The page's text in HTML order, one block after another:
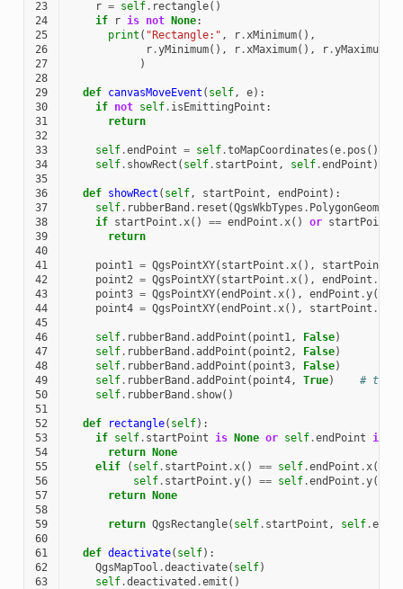
23
r = self. rectangle()
24
if r is not None:
25
print ( "Rectangle:" , r.xMinimum(),
26
r.yMinimum(), r.xMaximum(), r.yMaximum
27
)
28
29
def canvasMoveEvent ( self, e):
30
if not self. isEmittingPoint :
31
return
32
33
self.endPoint = self.toMapCoordinates (e. pos ())
34
self. showRect ( self. startPoint , self.endPoint )
35
36
def showRect ( self, startPoint , endPoint ):
37
self. rubberBand . reset (QgsWkbTypes . PolygonGeometry
38
if startPoint .x() == endPoint .x() or startPoint
39
return
40
41
point1 = QgsPointXY( startPoint .x(), startPoint
42
point2 = QgsPointXY( startPoint .x(), endPoint .
43
point3 = QgsPointXY(endPoint .x(), endPoint .y())
44
point4 = QgsPointXY(endPoint .x(), startPoint .
45
46
self. rubberBand .addPoint ( point1, False)
47
self. rubberBand .addPoint ( point2, False)
48
self. rubberBand .addPoint ( point3, False)
49
self. rubberBand .addPoint ( point4, True)
# true
50
self. rubberBand . show()
51
52
def rectangle( self):
53
if self. startPoint is None or self.endPoint is
54
return None
55
elif ( self. startPoint .x() == self.endPoint .x()
56
self. startPoint .y() == self.endPoint .y()):
57
return None
58
59
return QgsRectangle( self. startPoint , self.
60
61
def deactivate( self):
62
QgsMapTool .deactivate( self)
63
self.deactivated .emit ()